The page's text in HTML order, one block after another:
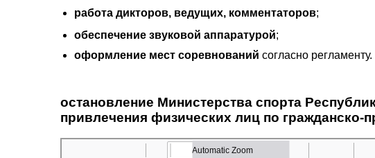
работа дикторов, ведущих, комментаторов;
обеспечение звуковой аппаратурой;
оформление мест соревнований согласно регламенту.
остановление Министерства спорта
привлечения физических лиц по